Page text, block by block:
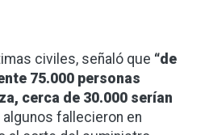
civiles, señaló que “de
75.000 personas
cerca de 30.000 serían
algunos fallecieron en